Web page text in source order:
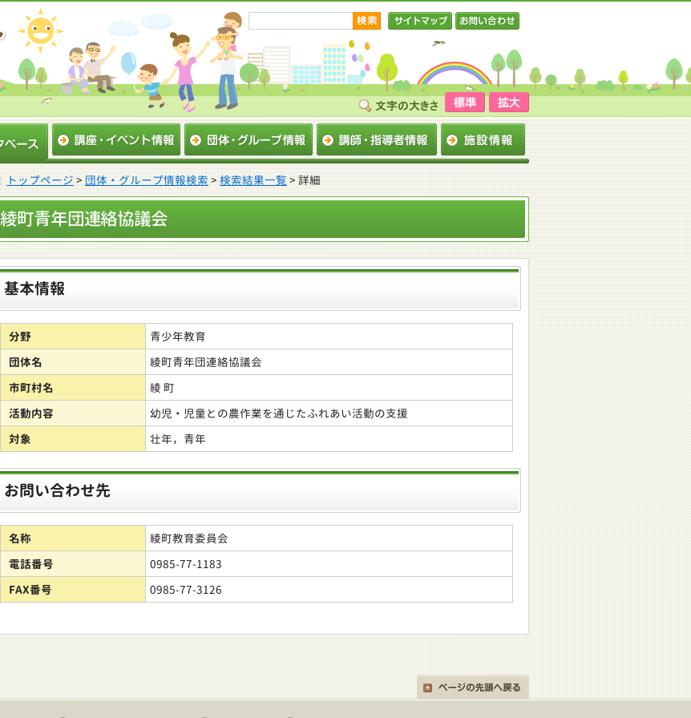
サイトマップ
トップページ > 団体・グループ情報検索 > 検索結果一覧 > 詳細
綾町青年団連絡協議会
基本情報
分野
青少年教育
団体名
綾町青年団連絡協議会
市町村名
綾 町
活動内容
幼児・児童との農作業を通じたふれあい活動の支援
対象
壮年，青年
お問い合わせ先
名称
綾町教育委員会
電話番号
0985-77-1183
FAX番号
0985-77-3126